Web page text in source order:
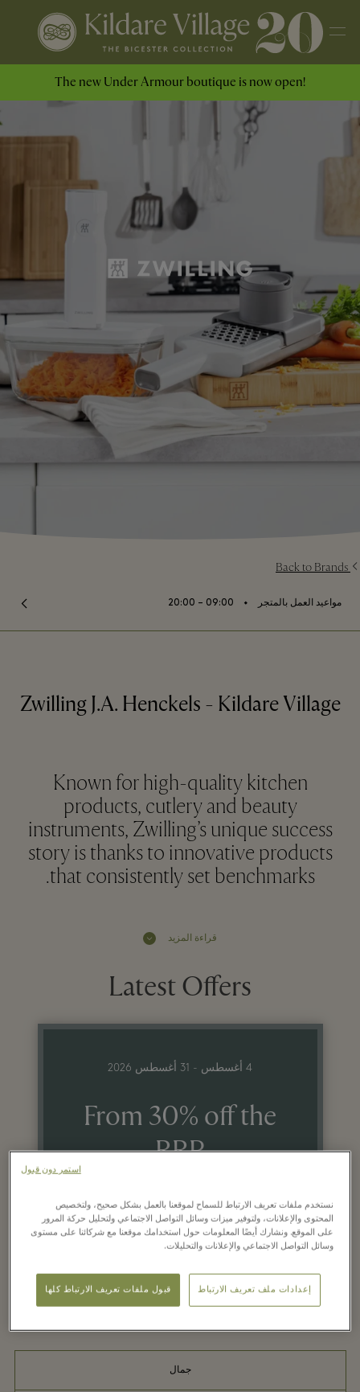
The new Under Armour boutique is now open!
Back to Brands
مواعيد العمل بالمتجر ⬩
09:00 – 20:00
Zwilling J.A. Henckels - Kildare Village
Known for high-quality kitchen
products, cutlery and beauty
instruments, Zwilling’s unique success
story is thanks to innovative products
that consistently set benchmarks.
قراءة المزيد
Latest Offers
4 أغسطس - 31 أغسطس 2026
From 30% off the
RRP
recommended retail price.
جمال
نستخدم ملفات تعريف الارتباط للسماح لموقعنا بالعمل بشكل صحيح، ولتخصيص
المحتوى والإعلانات، ولتوفير ميزات وسائل التواصل الاجتماعي ولتحليل حركة المرور
على الموقع. ونشارك أيضًا المعلومات حول استخدامك موقعنا مع شركائنا على مستوى
وسائل التواصل الاجتماعي والإعلانات والتحليلات.
إعدادات ملف تعريف الارتباط قبول ملفات تعريف الارتباط كلها
استمر دون قبول